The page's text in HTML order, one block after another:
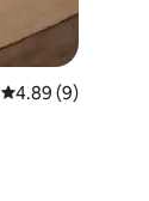
平均评分 4.89 分
4.89 (9)